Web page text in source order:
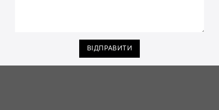
ВІДПРАВИТИ